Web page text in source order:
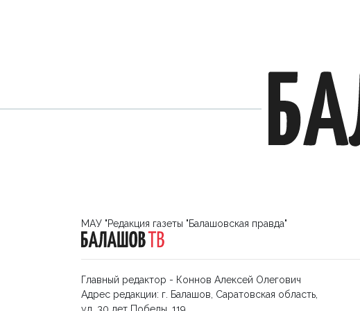
МАУ "Редакция газеты "Балашовская правда"
Главный редактор - Коннов Алексей Олегович
Адрес редакции: г. Балашов, Саратовская область,